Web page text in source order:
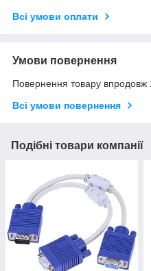
Всі умови оплати
Умови повернення
Повернення товару впродовж
Всі умови повернення
Подібні товари компанії